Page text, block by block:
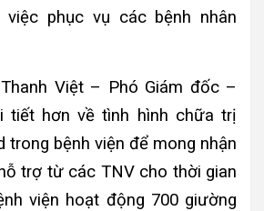
việc phục vụ các bệnh nhân
Việt – Phó Giám đốc –
tiết hơn về tình hình chữa trị
trong bệnh viện để mong nhận
trợ từ các TNV cho thời gian
viện hoạt động 700 giường